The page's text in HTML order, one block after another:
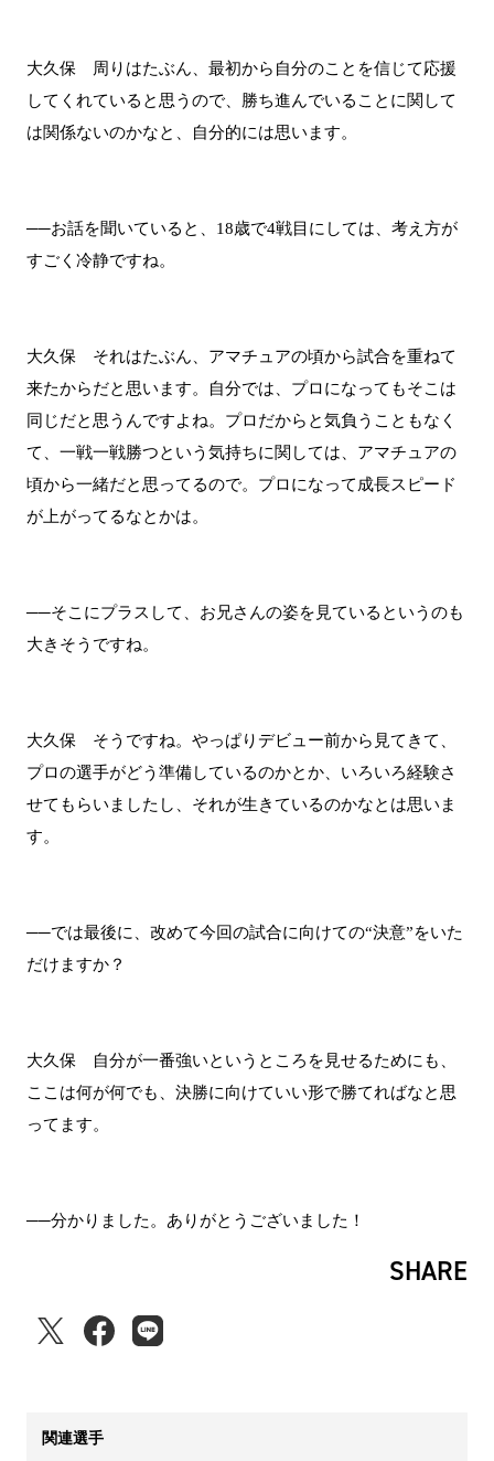
大久保 周りはたぶん、最初から自分のことを信じて応援
してくれていると思うので、勝ち進んでいることに関して
は関係ないのかなと、自分的には思います。
──お話を聞いていると、18歳で4戦目にしては、考え方が
すごく冷静ですね。
大久保 それはたぶん、アマチュアの頃から試合を重ねて
来たからだと思います。自分では、プロになってもそこは
同じだと思うんですよね。プロだからと気負うこともなく
て、一戦一戦勝つという気持ちに関しては、アマチュアの
頃から一緒だと思ってるので。プロになって成長スピード
が上がってるなとかは。
──そこにプラスして、お兄さんの姿を見ているというのも
大きそうですね。
大久保 そうですね。やっぱりデビュー前から見てきて、
プロの選手がどう準備しているのかとか、いろいろ経験さ
せてもらいましたし、それが生きているのかなとは思いま
す。
──では最後に、改めて今回の試合に向けての“決意”をいた
だけますか？
大久保 自分が一番強いというところを見せるためにも、
ここは何が何でも、決勝に向けていい形で勝てればなと思
ってます。
──分かりました。ありがとうございました！
SHARE
関連選手